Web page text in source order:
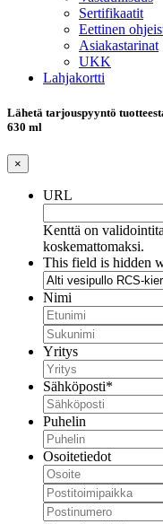
Sertifikaatit
Eettinen
Asiakastarinat
UKK
Lahjakortti
Lähetä tarjouspyyntö
630 ml
×
URL
Kenttä on
koskemattomaksi.
This field is hidden
Nimi
Yritys
Sähköposti*
Puhelin
Osoitetiedot